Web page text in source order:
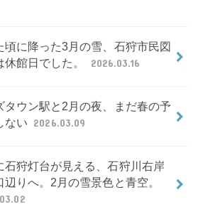
頃に降った3月の雪、石狩市民図
休館日でした。
2026.03.16
タウン駅と2月の夜、まだ春の予
ない 2026.03.09
石狩灯台が見える、石狩川右岸
辺りへ。2月の雪景色と青空。